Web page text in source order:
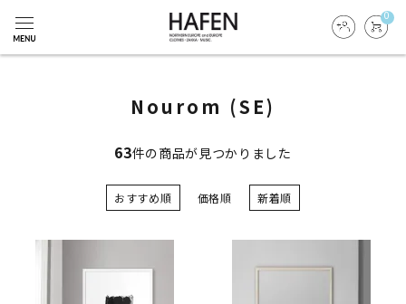
0
Nourom (SE)
63件の商品が見つかりました
おすすめ順 価格順 新着順